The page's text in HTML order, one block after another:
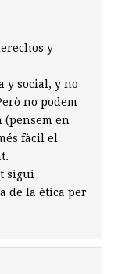
y
y social, y no
no podem
(pensem en
fàcil el
sigui
de la ètica per